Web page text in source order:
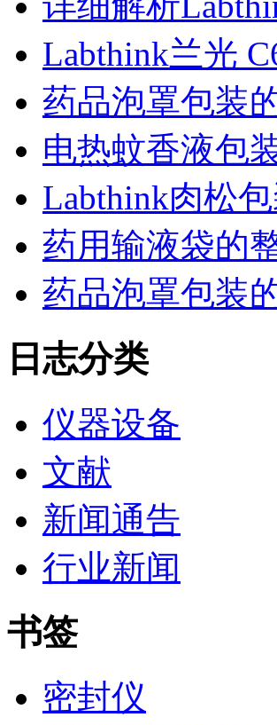
Labthink兰光
药品泡罩包装
电热蚊香液包
Labthink肉松
药用输液袋的
药品泡罩包装
日志分类
仪器设备
文献
新闻通告
行业新闻
书签
密封仪